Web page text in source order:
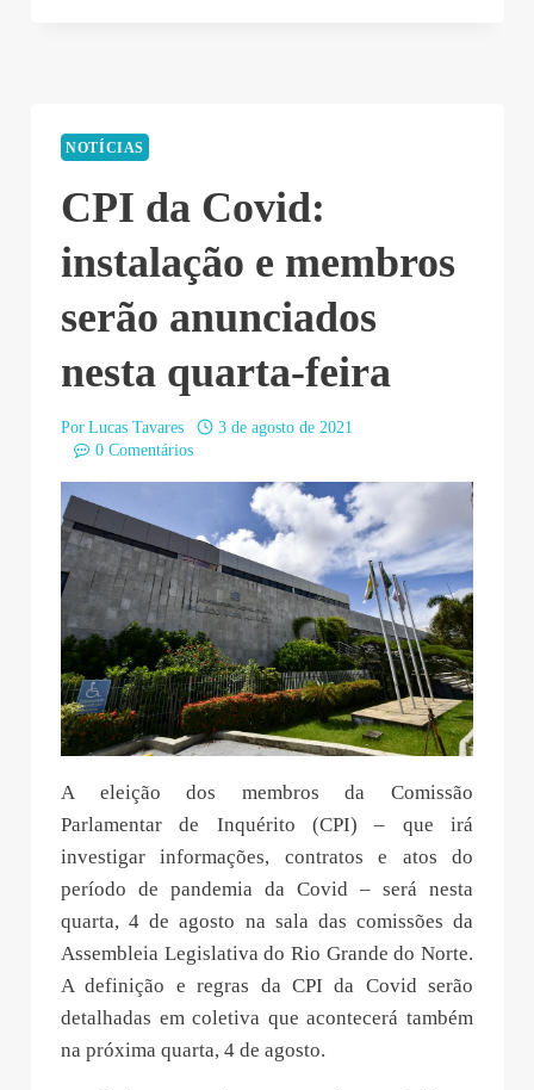
NOTÍCIAS
CPI da Covid:
instalação e membros
serão anunciados
nesta quarta-feira
Por Lucas Tavares
3 de agosto de 2021
0 Comentários
A eleição dos membros da Comissão
Parlamentar de Inquérito (CPI) – que irá
investigar informações, contratos e atos do
período de pandemia da Covid – será nesta
quarta, 4 de agosto na sala das comissões da
Assembleia Legislativa do Rio Grande do Norte.
A definição e regras da CPI da Covid serão
detalhadas em coletiva que acontecerá também
na próxima quarta, 4 de agosto.